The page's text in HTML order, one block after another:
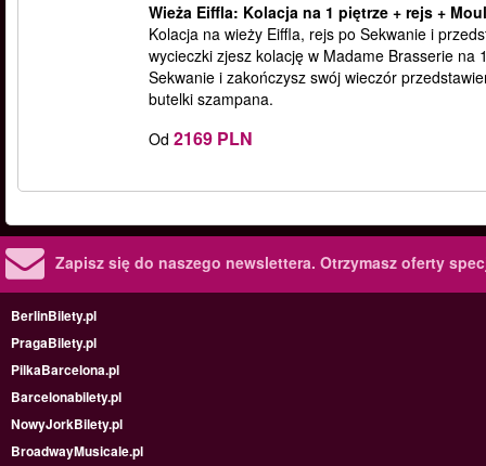
Wieża Eiffla: Kolacja na 1 piętrze + rejs +
Kolacja na wieży Eiffla, rejs po Sekwanie i
wycieczki zjesz kolację w Madame Brasserie
Sekwanie i zakończysz swój wieczór
butelki szampana.
Od 2169 PLN
Zapisz się do naszego newslettera. Otrzymasz oferty
BerlinBilety.pl
PragaBilety.pl
PilkaBarcelona.pl
Barcelonabilety.pl
NowyJorkBilety.pl
BroadwayMusicale.pl